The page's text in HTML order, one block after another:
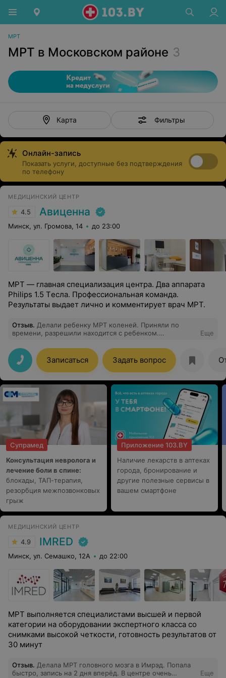
МРТ
МРТ в Московском районе 3
Карта Фильтры
Онлайн-запись
Показать услуги, доступные без подтверждения
по телефону
МЕДИЦИНСКИЙ ЦЕНТР
4.5 Авиценна
Минск, ул. Громова, 14 до 23:00
МРТ — главная специализация центра. Два аппарата
Philips 1.5 Tесла. Профессиональная команда.
Результаты выдает лично и комментирует врач МРТ.
Отзыв. Делали ребенку МРТ коленей. Приняли по
времени, разрешили находится с ребенком.
рекомендовали к кому обратится за дальнейшим
лечением
Еще
Записаться Задать вопрос
Супрамед
Консультация невролога и
лечение боли в спине:
блокады, ТАП-терапия,
резорбция межпозвонковых
грыж
Приложение 103.BY
Наличие лекарств в аптеках
города, бронирование и
другие полезные сервисы в
вашем смартфоне
МЕДИЦИНСКИЙ ЦЕНТР
4.9 IMRED
Минск, ул. Семашко, 12А до 22:00
МРТ выполняется специалистами высшей и первой
категории на оборудовании экспертного класса со
снимками высокой четкости, готовность результатов от
30 минут
Отзыв. Делала МРТ головного мозга в Имрэд. Попала
быстро, запись на 2 дня вперёд. В центре очень
Еще